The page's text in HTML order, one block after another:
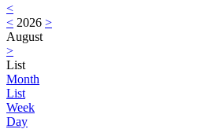
<
< 2026 >
August
>
List
Month
List
Week
Day